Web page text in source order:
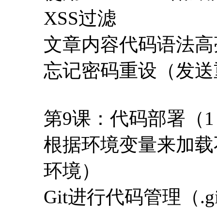
第9课：代码部署（
根据环境变量来加
环境）
PM2管理进程（开
等）
第10课：代码部署